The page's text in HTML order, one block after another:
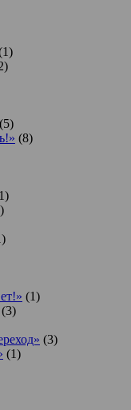
(5)
(8)
(1)
(3)
(3)
(1)